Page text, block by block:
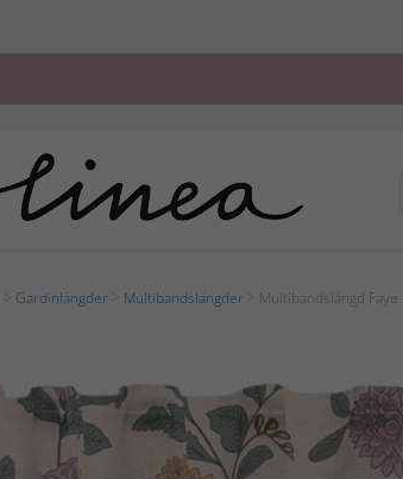
Gardinlängder Multibandslängder > Multibandslängd